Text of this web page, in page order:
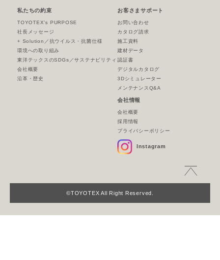
私たちの約束
TOYOTEX’s PURPOSE
社長メッセージ
+ Solution／抗ウイルス・抗菌仕様
環境への取り組み
東洋テックスのSDGs／サステナビリティ
会社概要
沿革・歴史
お客さまサポート
お問い合わせ
カタログ請求
施工資料
建材データ
認証書
デジタルカタログ
3Dシミュレーター
メンテナンスQ&A
会社情報
会社概要
採用情報
プライバシーポリシー
Instagram
©TOYOTEX All Right Reserved.